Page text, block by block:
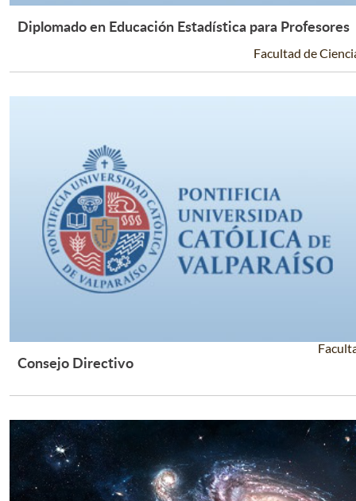
Leer Más +
Diplomado en Educación Estadística para Profesores
Facultad de
Consejo Directivo